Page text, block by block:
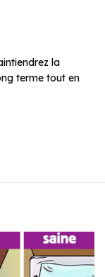
la
terme tout en